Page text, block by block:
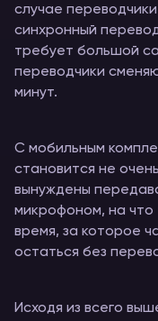
случае
синхронный
требует большой
переводчики
минут.
С мобильным
становится не
вынуждены
микрофоном, на что
время, за которое
остаться без
Исходя из всего